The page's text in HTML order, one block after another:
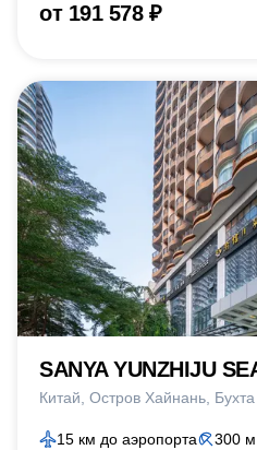
от 191 578 ₽
SANYA YUNZHIJU
Китай Остров Хайнань
15 км до аэропорта 300